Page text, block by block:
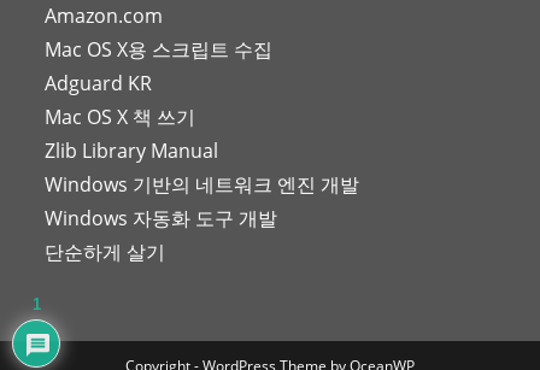
Amazon.com
Mac OS X용 스크립트 수집
Adguard KR
Mac OS X 책 쓰기
Zlib Library Manual
Windows 기반의 네트워크 엔진 개발
Windows 자동화 도구 개발
단순하게 살기
1